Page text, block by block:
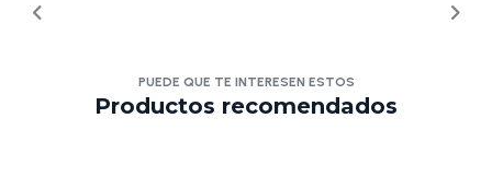
PUEDE QUE TE INTERESEN ESTOS
Productos recomendados